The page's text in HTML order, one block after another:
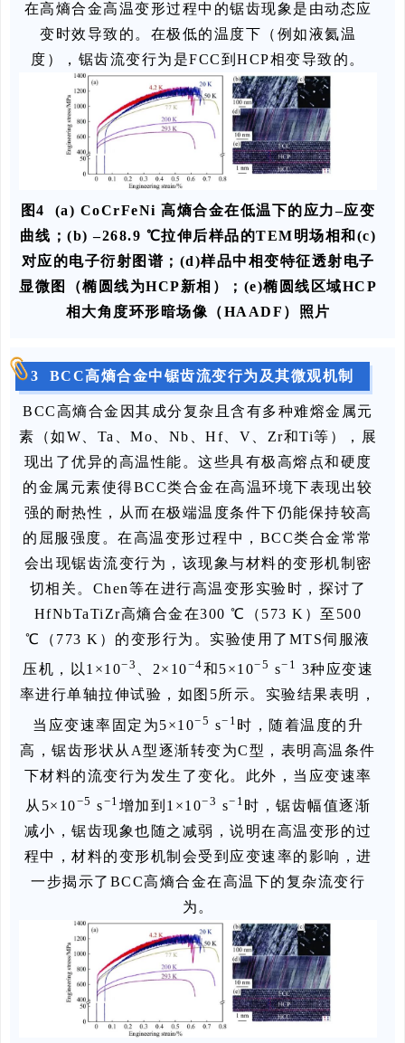
在高熵合金高温变形过程中的锯齿现象是由动态应
变时效导致的。在极低的温度下（例如液氦温
度），锯齿流变行为是FCC到HCP相变导致的。
图4 (a) CoCrFeNi 高熵合金在低温下的应力–应变
曲线；(b) –268.9 ℃拉伸后样品的TEM明场相和(c)
对应的电子衍射图谱；(d)样品中相变特征透射电子
显微图（椭圆线为HCP新相）；(e)椭圆线区域HCP
相大角度环形暗场像（HAADF）照片
3 BCC高熵合金中锯齿流变行为及其微观机制
BCC高熵合金因其成分复杂且含有多种难熔金属元
素（如W、Ta、Mo、Nb、Hf、V、Zr和Ti等），展
现出了优异的高温性能。这些具有极高熔点和硬度
的金属元素使得BCC类合金在高温环境下表现出较
强的耐热性，从而在极端温度条件下仍能保持较高
的屈服强度。在高温变形过程中，BCC类合金常常
会出现锯齿流变行为，该现象与材料的变形机制密
切相关。Chen等在进行高温变形实验时，探讨了
HfNbTaTiZr高熵合金在300 ℃（573 K）至500
℃（773 K）的变形行为。实验使用了MTS伺服液
压机，以1×10−3 、2×10−4和5×10−5 s−1
3种应变速
率进行单轴拉伸试验，如图5所示。实验结果表明，
当应变速率固定为5×10−5 s−1 时，随着温度的升
高，锯齿形状从A型逐渐转变为C型，表明高温条件
下材料的流变行为发生了变化。此外，当应变速率
从5×10−5 s−1 增加到1×10−3 s−1 时，锯齿幅值逐渐
减小，锯齿现象也随之减弱，说明在高温变形的过
程中，材料的变形机制会受到应变速率的影响，进
一步揭示了BCC高熵合金在高温下的复杂流变行
为。